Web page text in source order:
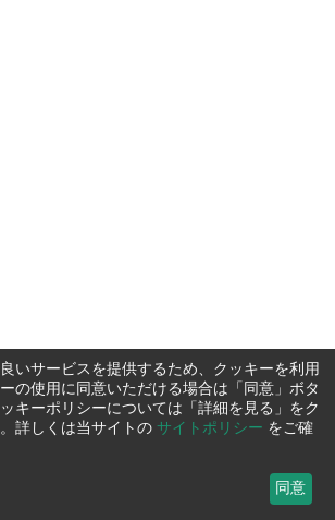
いサービスを提供するため、クッキーを利用
の使用に同意いただける場合は「同意」ボタ
キーポリシーについては「詳細を見る」をク
詳しくは当サイトの サイトポリシー をご確
同意